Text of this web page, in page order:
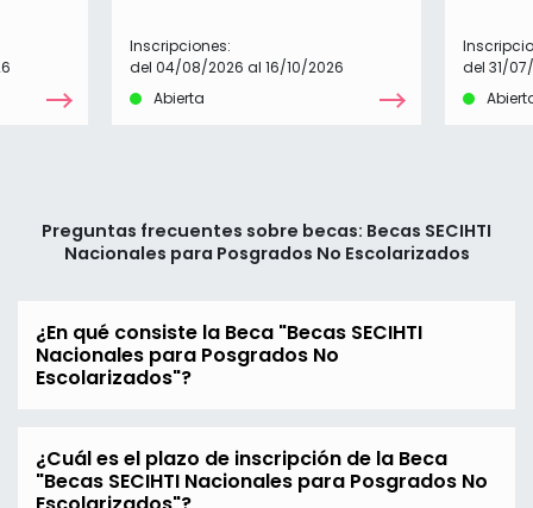
Inscripciones:
del 04/08/2026 al 16/10/2026
Abierta
del 31/
Preguntas frecuentes sobre becas: Becas SECIHTI
Nacionales para Posgrados No Escolarizados
¿En qué consiste la Beca "Becas SECIHTI
Nacionales para Posgrados No
Escolarizados"?
¿Cuál es el plazo de inscripción de la Beca
"Becas SECIHTI Nacionales para Posgrados No